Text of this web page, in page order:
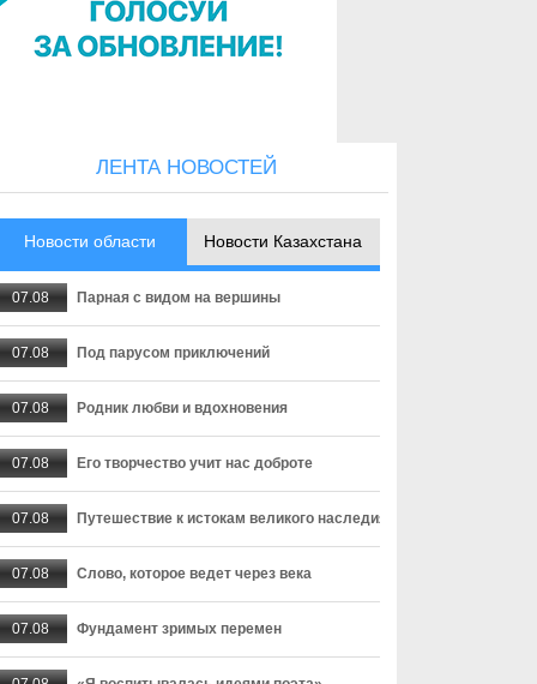
ЛЕНТА НОВОСТЕЙ
Новости области Новости Казахстана
07.08 Парная с видом на вершины
07.08 Под парусом приключений
07.08 Родник любви и вдохновения
07.08 Его творчество учит нас доброте
07.08 Путешествие к истокам великого наследия
07.08 Слово, которое ведет через века
07.08 Фундамент зримых перемен